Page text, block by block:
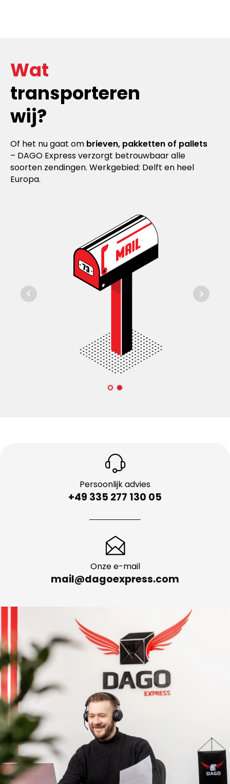
Wat
transporteren
wij?
Of het nu gaat om brieven, pakketten of pallets
– DAGO Express verzorgt betrouwbaar alle
soorten zendingen. Werkgebied: Delft en heel
Europa.
Persoonlijk advies
+49 335 277 130 05
Onze e-mail
mail@dagoexpress.com